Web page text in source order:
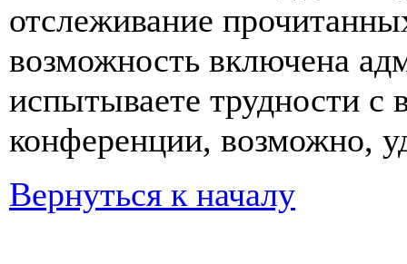
отслеживание
возможность включена
испытываете трудности с
конференции, возможно,
Вернуться к началу